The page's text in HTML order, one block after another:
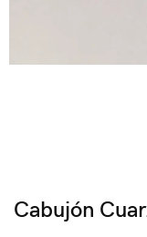
Cabujón